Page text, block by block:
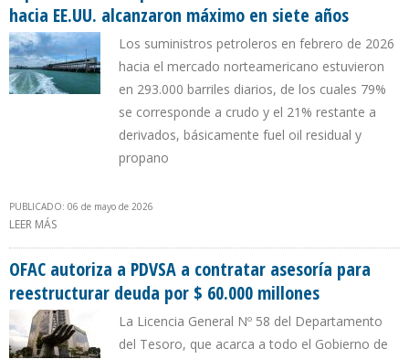
hacia EE.UU. alcanzaron máximo en siete años
Los suministros petroleros en febrero de 2026
hacia el mercado norteamericano estuvieron
en 293.000 barriles diarios, de los cuales 79%
se corresponde a crudo y el 21% restante a
derivados, básicamente fuel oil residual y
propano
PUBLICADO: 06 de mayo de 2026
LEER MÁS
OFAC autoriza a PDVSA a contratar asesoría para
reestructurar deuda por $ 60.000 millones
La Licencia General Nº 58 del Departamento
del Tesoro, que acarca a todo el Gobierno de